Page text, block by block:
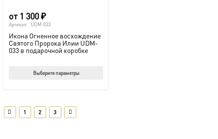
от 1 300₽
Артикул: UDM-033
Икона Огненное восхождение
Святого Пророка Илии UDM-
033 в подарочной коробке
Выберите параметры
1 2 3